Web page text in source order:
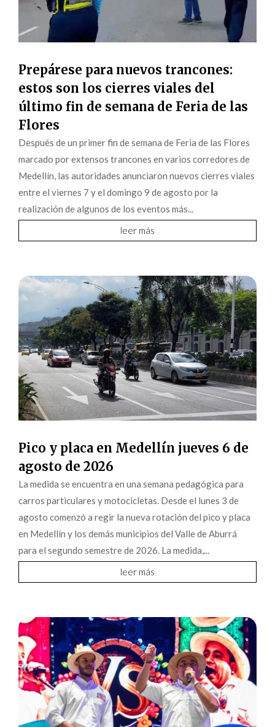
Prepárese para nuevos trancones:
estos son los cierres viales del
último fin de semana de Feria de las
Flores
Después de un primer fin de semana de Feria de las Flores
marcado por extensos trancones en varios corredores de
Medellín, las autoridades anunciaron nuevos cierres viales
entre el viernes 7 y el domingo 9 de agosto por la
realización de algunos de los eventos más...
leer más
Pico y placa en Medellín jueves 6 de
agosto de 2026
La medida se encuentra en una semana pedagógica para
carros particulares y motocicletas. Desde el lunes 3 de
agosto comenzó a regir la nueva rotación del pico y placa
en Medellín y los demás municipios del Valle de Aburrá
para el segundo semestre de 2026. La medida,...
leer más